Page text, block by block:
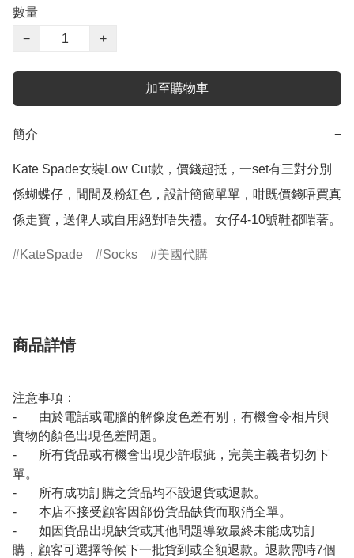
數量
−
+
加至購物車
簡介 −
Kate Spade女裝Low Cut款，價錢超抵，一set有三對分別
係蝴蝶仔，間間及粉紅色，設計簡簡單單，咁既價錢唔買真
係走寶，送俾人或自用絕對唔失禮。女仔4-10號鞋都啱著。
KateSpade Socks 美國代購
商品詳情
注意事項：
- 由於電話或電腦的解像度色差有别，有機會令相片與
實物的顏色出現色差問題。
- 所有貨品或有機會出現少許瑕疵，完美主義者切勿下
單。
- 所有成功訂購之貨品均不設退貨或退款。
- 本店不接受顧客因部份貨品缺貨而取消全單。
- 如因貨品出現缺貨或其他問題導致最終未能成功訂
購，顧客可選擇等候下一批貨到或全額退款。退款需時7個